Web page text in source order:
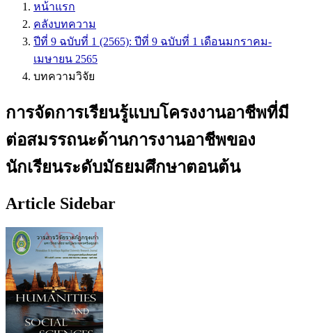
หน้าแรก
คลังบทความ
ปีที่ 9 ฉบับที่ 1 (2565): ปีที่ 9 ฉบับที่ 1 เดือนมกราคม-
เมษายน 2565
บทความวิจัย
การจัดการเรียนรู้แบบโครงงานอาชีพที่มี
ต่อสมรรถนะด้านการงานอาชีพของ
นักเรียนระดับมัธยมศึกษาตอนต้น
Article Sidebar